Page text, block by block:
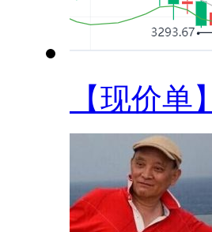
【现价单